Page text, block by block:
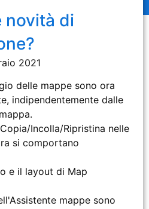
novità di
2021
delle mappe sono ora
indipendentemente dalle
Incolla/Ripristina nelle
si comportano
e il layout di Map
mappe sono